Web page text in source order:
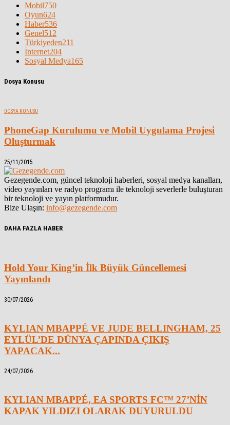
Mobil750
Oyun624
Haber536
Genel512
Türkiyeden211
İnternet204
Sosyal Medya165
Dosya Konusu
DOSYA KONUSU
PhoneGap Kurulumu ve Mobil Uygulama Projesi
Oluşturmak
25/11/2015
Gezegende.com, güncel teknoloji haberleri, sosyal medya kanalları,
video yayınları ve radyo programı ile teknoloji severlerle buluşturan
bir teknoloji ve yayın platformudur.
Bize Ulaşın: info@gezegende.com
DAHA FAZLA HABER
Hold Your King’in İlk Büyük Güncellemesi
Yayınlandı
30/07/2026
KYLIAN MBAPPÉ VE JUDE BELLINGHAM, 25
EYLÜL’DE DÜNYA ÇAPINDA ÇIKIŞ
YAPACAK...
24/07/2026
KYLIAN MBAPPÉ, EA SPORTS FC™ 27’NİN
KAPAK YILDIZI OLARAK DUYURULDU